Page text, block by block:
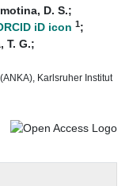
D. S.;
1;
T. G.;
Karlsruher Institut